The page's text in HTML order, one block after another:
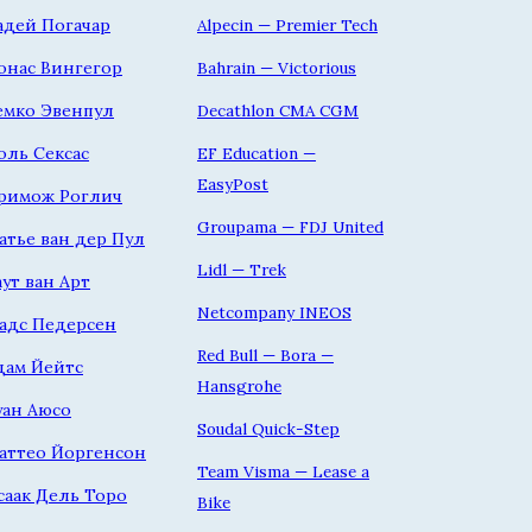
Погачар
Вингегор
Эвенпул
Сексас
Роглич
ван дер Пул
ван Арт
Педерсен
Йейтс
Аюсо
Йоргенсон
Дель Торо
Alpecin — Premier Tech
Bahrain — Victorious
Decathlon CMA CGM
EF Education —
EasyPost
Groupama — FDJ United
Lidl — Trek
Netcompany INEOS
Red Bull — Bora —
Hansgrohe
Soudal Quick-Step
Team Visma — Lease a
Bike